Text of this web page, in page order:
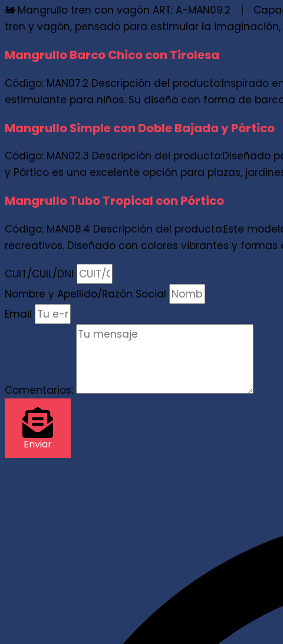
🚂 Mangrullo tren con vagón ART: A-MAN09.2 |
tren y vagón, pensado para estimular la
Mangrullo Barco Chico con Tirolesa
Código: MAN07.2 Descripción del
estimulante para niños. Su diseño con forma de
Mangrullo Simple con Doble Bajada y Pórtico
Código: MAN02.3 Descripción del
y Pórtico es una excelente opción para plazas,
Mangrullo Tubo Tropical con Pórtico
Código: MAN08.4 Descripción del producto:Este
recreativos. Diseñado con colores vibrantes y formas
CUIT/CUIL/DNI
Nombre y Apellido/Razón Social
Email
Comentarios:
Enviar